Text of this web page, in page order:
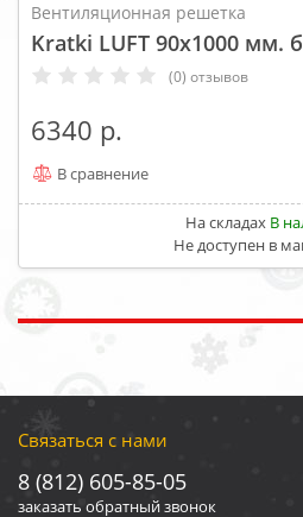
Вентиляционная решетка
Kratki LUFT 90x1000 мм.
(0) отзывов
6340
В сравнение
На складах В
Не доступен в
Связаться с нами
8 (812) 605-85-05
заказать обратный звонок